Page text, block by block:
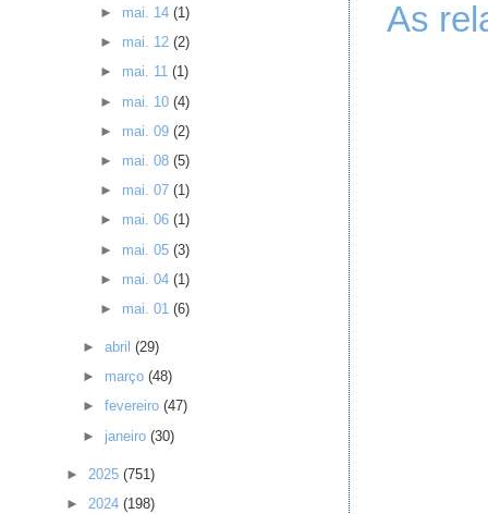
As
► mai. 14 (1)
► mai. 12 (2)
► mai. 11 (1)
► mai. 10 (4)
► mai. 09 (2)
► mai. 08 (5)
► mai. 07 (1)
► mai. 06 (1)
► mai. 05 (3)
► mai. 04 (1)
► mai. 01 (6)
►abril(29)
► março(48)
►fevereiro(47)
► janeiro(30)
► 2025 (751)
► 2024 (198)